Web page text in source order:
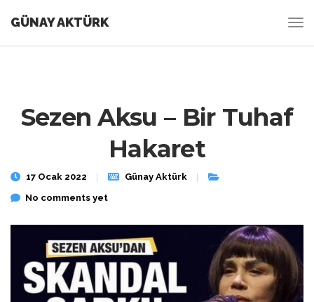
GÜNAY AKTÜRK
Sezen Aksu – Bir Tuhaf
Hakaret
17 Ocak 2022
Günay Aktürk
No comments yet